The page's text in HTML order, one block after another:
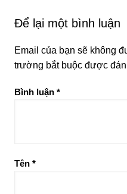
Để lại một bình luận
Email của bạn sẽ không
trường bắt buộc được
Bình luận *
Tên *